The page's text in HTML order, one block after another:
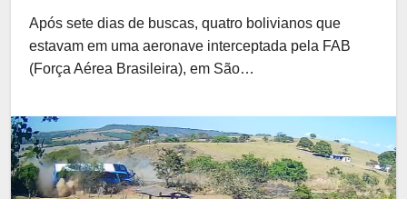
Após sete dias de buscas, quatro bolivianos que
estavam em uma aeronave interceptada pela FAB
(Força Aérea Brasileira), em São…